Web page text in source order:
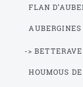
FLAN
-> BETTERAVE
HOUMOUS